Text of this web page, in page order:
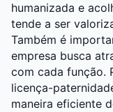
humanizada e
tende a ser
Também é
empresa busca
com cada função.
licença-
maneira eficiente